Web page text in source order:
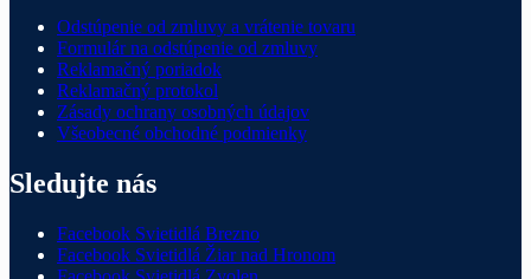
Odstúpenie od zmluvy a vrátenie tovaru
Formulár na odstúpenie od zmluvy
Reklamačný poriadok
Reklamačný protokol
Zásady ochrany osobných údajov
Všeobecné obchodné podmienky
Sledujte nás
Facebook Svietidlá Brezno
Facebook Svietidlá Žiar nad Hronom